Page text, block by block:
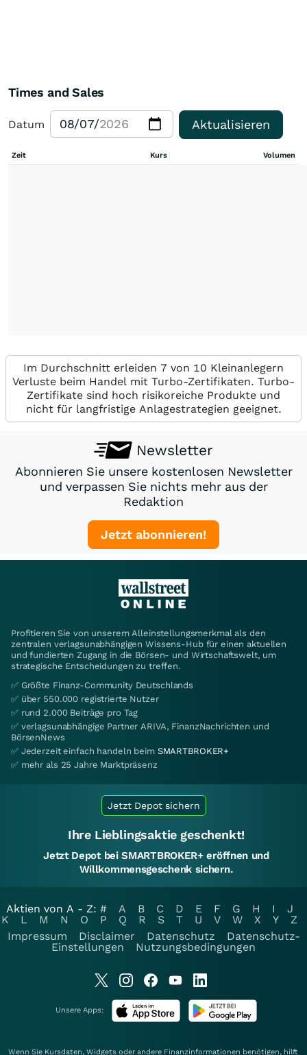
Times and Sales
Datum Aktualisieren
Zeit Kurs Volumen
Im Durchschnitt erleiden 7 von 10 Kleinanlegern
Verluste beim Handel mit Turbo-Zertifikaten. Turbo-
Zertifikate sind hoch risikoreiche Produkte und
nicht für langfristige Anlagestrategien geeignet.
Newsletter
Abonnieren Sie unsere kostenlosen Newsletter
und verpassen Sie nichts mehr aus der
Redaktion
Jetzt abonnieren!
Profitieren Sie von unserem Alleinstellungsmerkmal als den
zentralen verlagsunabhängigen Wissens-Hub für einen aktuellen
und fundierten Zugang in die Börsen- und Wirtschaftswelt, um
strategische Entscheidungen zu treffen.
✅ Größte Finanz-Community Deutschlands
✅ über 550.000 registrierte Nutzer
✅ rund 2.000 Beiträge pro Tag
✅ verlagsunabhängige Partner ARIVA, FinanzNachrichten und
BörsenNews
✅ Jederzeit einfach handeln beim SMARTBROKER+
✅ mehr als 25 Jahre Marktpräsenz
Jetzt Depot sichern
Ihre Lieblingsaktie geschenkt!
Jetzt Depot bei SMARTBROKER+ eröffnen und
Willkommensgeschenk sichern.
Aktien von A - Z: # A B C D E F G H I
J
K
L M N O P Q R S T U V W X Y
Z
Impressum
Disclaimer Datenschutz
Datenschutz-
Einstellungen
Nutzungsbedingungen
Unsere Apps:
Wenn Sie Kursdaten, Widgets oder andere Finanzinformationen benötigen, hilft